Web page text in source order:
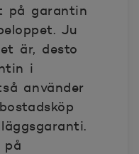
på garantin
Ju
är, desto
i
använder
på